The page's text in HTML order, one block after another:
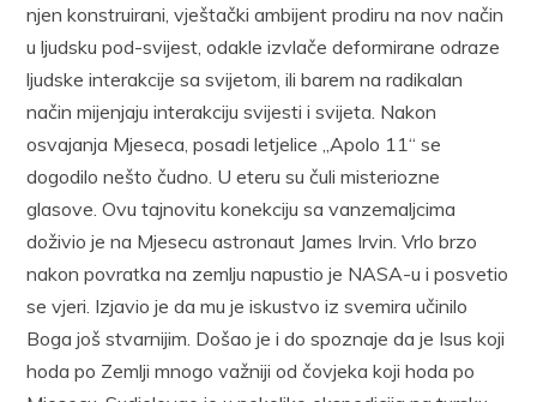
njen konstruirani, vještački ambijent prodiru na nov način
u ljudsku pod-svijest, odakle izvlače deformirane odraze
ljudske interakcije sa svijetom, ili barem na radikalan
način mijenjaju interakciju svijesti i svijeta. Nakon
osvajanja Mjeseca, posadi letjelice „Apolo 11“ se
dogodilo nešto čudno. U eteru su čuli misteriozne
glasove. Ovu tajnovitu konekciju sa vanzemaljcima
doživio je na Mjesecu astronaut James Irvin. Vrlo brzo
nakon povratka na zemlju napustio je NASA-u i posvetio
se vjeri. Izjavio je da mu je iskustvo iz svemira učinilo
Boga još stvarnijim. Došao je i do spoznaje da je Isus koji
hoda po Zemlji mnogo važniji od čovjeka koji hoda po